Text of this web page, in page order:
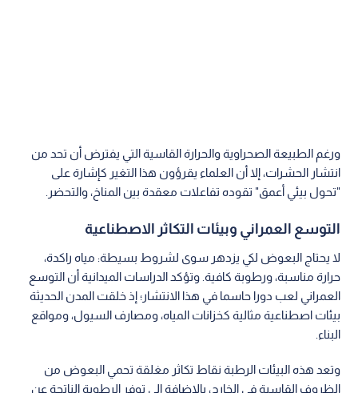
ورغم الطبيعة الصحراوية والحرارة القاسية التي يفترض أن تحد من
انتشار الحشرات، إلا أن العلماء يقرؤون هذا التغير كإشارة على
"تحول بيئي أعمق" تقوده تفاعلات معقدة بين المناخ، والتحضر.
التوسع العمراني وبيئات التكاثر الاصطناعية
لا يحتاج البعوض لكي يزدهر سوى لشروط بسيطة: مياه راكدة،
حرارة مناسبة، ورطوبة كافية. وتؤكد الدراسات الميدانية أن التوسع
العمراني لعب دورا حاسما في هذا الانتشار؛ إذ خلقت المدن الحديثة
بيئات اصطناعية مثالية كخزانات المياه، ومصارف السيول، ومواقع
البناء.
وتعد هذه البيئات الرطبة نقاط تكاثر مغلقة تحمي البعوض من
الظروف القاسية في الخارج، بالإضافة إلى توفر الرطوبة الناتجة عن